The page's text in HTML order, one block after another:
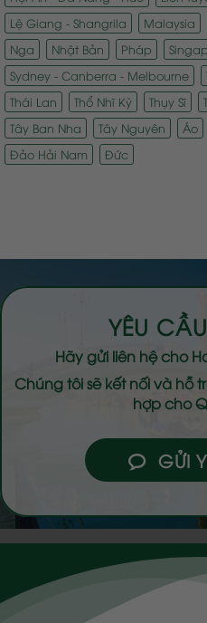
Lệ Giang - Shangrila
Malaysia
Nga
Nhật Bản Pháp
Sydney - Canberra - Melbourne
Thái Lan
Thổ Nhĩ Kỳ Thụy Sĩ
Tây Ban Nha
Tây Nguyên Áo
Đảo Hải Nam
Đức
YÊU
Hãy gửi liên hệ cho
Chúng tôi sẽ kết nối và hỗ
hợp cho
GỬI